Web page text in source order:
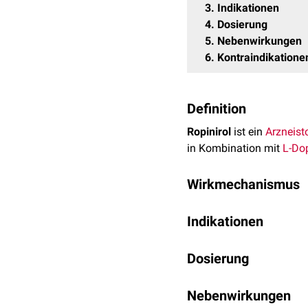
3 Indikationen
4 Dosierung
5 Nebenwirkungen
6
Definition
Ropinirol ist ein
in Kombination mit L-
Wirkmechanismus
freisetzenden
nigra insCorpus striatum
(Bewegungsstörung)
Indikationen
als Monotherapie
Restless-Legs-
Dosierung
mit 0,25 mg dreimal
Nebenwirkungen